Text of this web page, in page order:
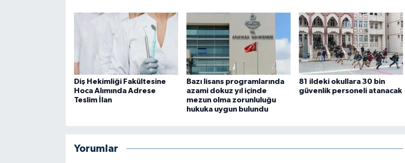
Diş Hekimliği Fakültesine
Hoca Alımında Adrese
Teslim İlan
Bazı lisans programlarında
azami dokuz yıl içinde
mezun olma zorunluluğu
hukuka uygun bulundu
81 ildeki okullara 30 bin
güvenlik personeli atanacak
Yorumlar